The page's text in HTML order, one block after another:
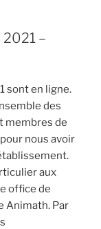
–
sont en ligne.
des
membres de
nous avoir
aux
office de
Animath. Par